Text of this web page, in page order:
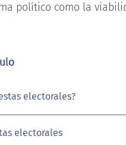
político como la
electorales?
electorales